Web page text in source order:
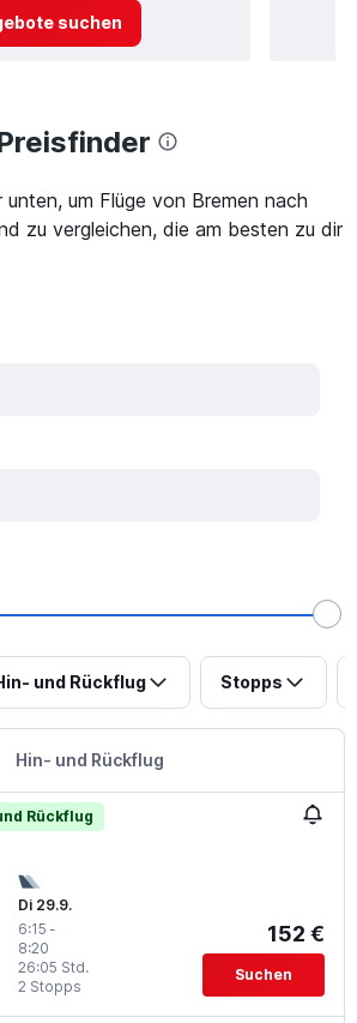
suchen
um Flüge von Bremen nach
zu vergleichen, die am besten zu dir
und Rückflug Stopps
Hin- und Rückflug
Rückflug
Di 29.9.
6:15 -
8:20
2 Stopps
26:05 Std.
152 €
Suchen